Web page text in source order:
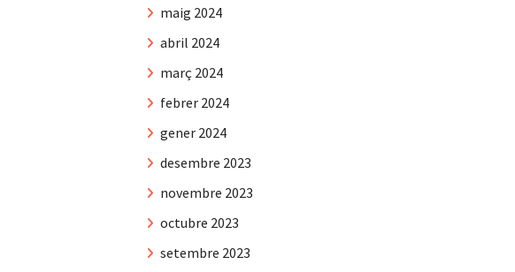
maig 2024
abril 2024
març 2024
febrer 2024
gener 2024
desembre 2023
novembre 2023
octubre 2023
setembre 2023